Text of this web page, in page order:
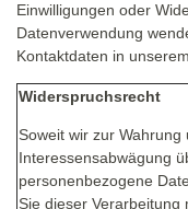
Einwilligungen oder
Datenverwendung
Kontaktdaten in
Widerspruchsrecht
Soweit wir zur
Interessensabwägung
personenbezogene
Sie dieser